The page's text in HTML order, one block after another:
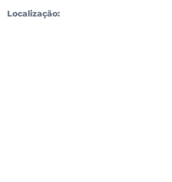
Localização: